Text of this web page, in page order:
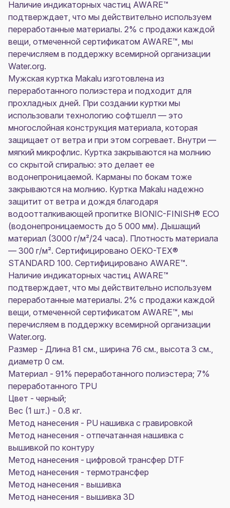
Наличие индикаторных частиц AWARE™
подтверждает, что мы действительно используем
переработанные материалы. 2% с продажи каждой
вещи, отмеченной сертификатом AWARE™, мы
перечисляем в поддержку всемирной организации
Water.org.
Мужская куртка Makalu изготовлена из
переработанного полиэстера и подходит для
прохладных дней. При создании куртки мы
использовали технологию софтшелл — это
многослойная конструкция материала, которая
защищает от ветра и при этом согревает. Внутри —
мягкий микрофлис. Куртка закрываются на молнию
со скрытой спиралью: это делает ее
водонепроницаемой. Карманы по бокам тоже
закрываются на молнию. Куртка Makalu надежно
защитит от ветра и дождя благодаря
водоотталкивающей пропитке BIONIC-FINISH® ECO
(водонепроницаемость до 5 000 мм). Дышащий
материал (3000 г/м²/24 часа). Плотность материала
— 300 г/м². Сертифицировано OEKO-TEX®
STANDARD 100. Сертифицировано AWARE™.
Наличие индикаторных частиц AWARE™
подтверждает, что мы действительно используем
переработанные материалы. 2% с продажи каждой
вещи, отмеченной сертификатом AWARE™, мы
перечисляем в поддержку всемирной организации
Water.org.
Размер - Длина 81 см., ширина 76 см., высота 3 см.,
диаметр 0 см.
Материал - 91% переработанного полиэстера; 7%
переработанного TPU
Цвет - черный;
Вес (1 шт.) - 0.8 кг.
Метод нанесения - PU нашивка с гравировкой
Метод нанесения - отпечатанная нашивка с
вышивкой по контуру
Метод нанесения - цифровой трансфер DTF
Метод нанесения - термотрансфер
Метод нанесения - вышивка
Метод нанесения - вышивка 3D